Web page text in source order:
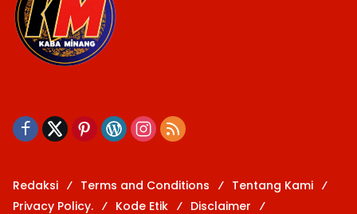
Redaksi Terms and Conditions
Tentang Kami
Privacy Policy.
Kode Etik Disclaimer